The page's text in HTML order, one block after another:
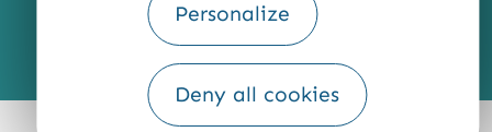
Personalize
Deny all cookies
Fourni par
Traduction